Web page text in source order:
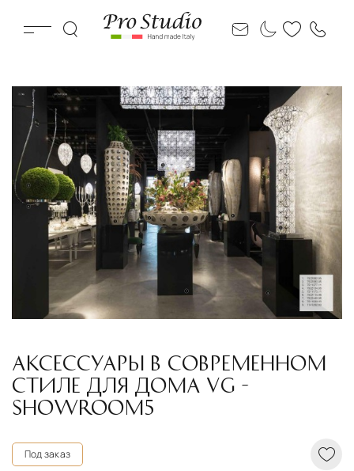
АКСЕССУАРЫ В СОВРЕМЕННОМ
СТИЛЕ ДЛЯ ДОМА VG -
SHOWROOM5
Под заказ